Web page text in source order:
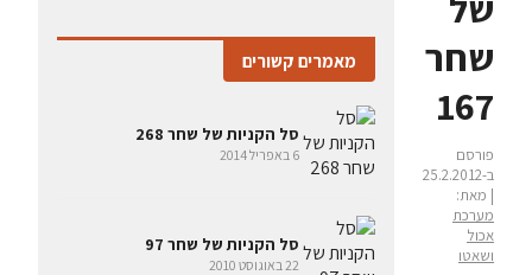
שחר
167
פורסם
ב-25.2.2012
| מאת:
מערכת
אכול
ושאטו
מאמרים קשורים
סל הקניות של שחר 268
6 באפריל 2014
סל הקניות של שחר 97
22 באוגוסט 2010